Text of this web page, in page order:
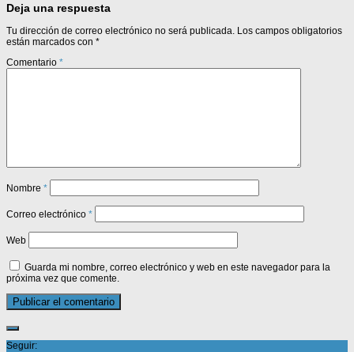
Deja una respuesta
Tu dirección de correo electrónico no será publicada. Los campos obligatorios
están marcados con *
Comentario *
Nombre *
Correo electrónico *
Web
Guarda mi nombre, correo electrónico y web en este navegador para la
próxima vez que comente.
Seguir: